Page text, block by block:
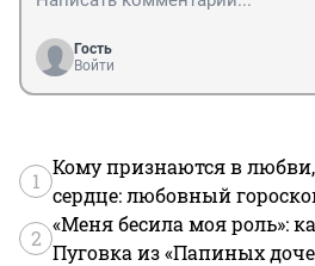
Гость
Войти
1
Кому признаются в
сердце: любовный
2
«Меня бесила моя роль»:
Пуговка из «Папиных